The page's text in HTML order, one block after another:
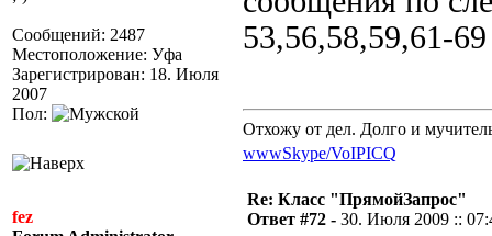
Сообщений: 2487
Местоположение: Уфа
Зарегистрирован: 18. Июля
2007
Пол:
53,56,58,59,61-
Отхожу от дел. Долго и
wwwSkype/VoIPICQ
fez
Re: Класс "ПрямойЗапрос"
Ответ #72 - 30. Июля 2009 ::